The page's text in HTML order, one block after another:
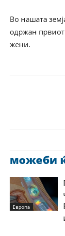
Во нашата
одржан првиот
жени.
можеби
Европа